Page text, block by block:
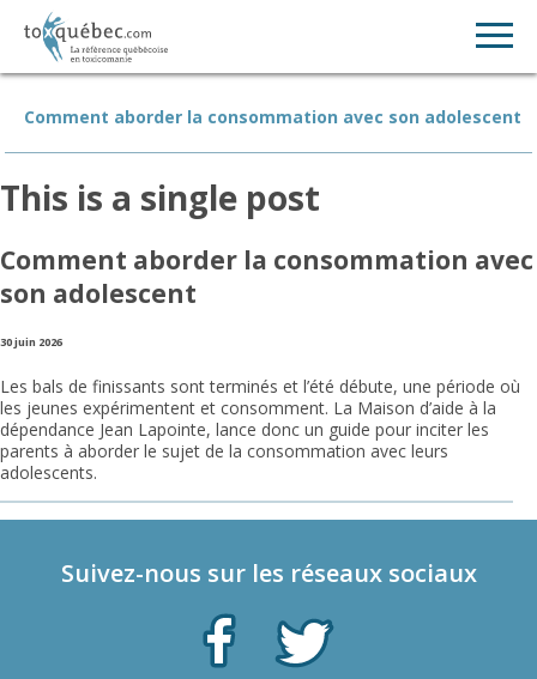
Comment aborder la consommation avec son adolescent
This is a single post
Comment aborder la consommation avec
son adolescent
30 juin 2026
Les bals de finissants sont terminés et l’été débute, une période où
les jeunes expérimentent et consomment. La Maison d’aide à la
dépendance Jean Lapointe, lance donc un guide pour inciter les
parents à aborder le sujet de la consommation avec leurs
adolescents.
Suivez-nous sur les réseaux sociaux